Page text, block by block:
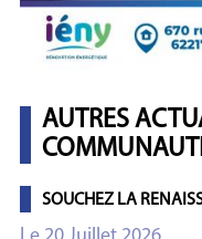
AUTRES
SOUCHEZ LA